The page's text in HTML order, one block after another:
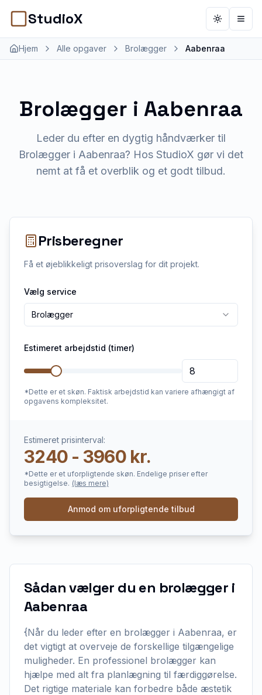
StudioX ToggleÅbn
Hjem Alle opgaver Brolægger Aabenraa
Brolægger i Aabenraa
Leder du efter en dygtig håndværker til
Brolægger i Aabenraa? Hos StudioX gør vi det
nemt at få et overblik og et godt tilbud.
Prisberegner
Få et øjeblikkeligt prisoverslag for dit projekt.
Vælg service
Brolægger
Estimeret arbejdstid (timer)
*Dette er et skøn. Faktisk arbejdstid kan variere afhængigt af
opgavens kompleksitet.
Estimeret prisinterval:
3240 - 3960 kr.
*Dette er et uforpligtende skøn. Endelige priser efter
besigtigelse. (læs mere)
Anmod om uforpligtende tilbud
Sådan vælger du en brolægger i
Aabenraa
{Når du leder efter en brolægger i Aabenraa, er
det vigtigt at overveje de forskellige tilgængelige
muligheder. En professionel brolægger kan
hjælpe med alt fra planlægning til færdiggørelse.
Det rigtige materiale kan forbedre både æstetik